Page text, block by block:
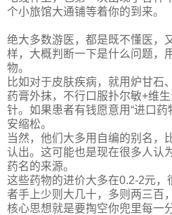
个小旅馆大通铺等着你的到来。
绝大多数游医，都是既不懂医，
样，大概判断一下是什么问题，
物。
比如对于皮肤疾病，就用炉甘石
药膏外抹，不行口服扑尔敏+维
针。如果患者有钱愿意用“进口药
安缩松。
当然，他们大多用自编的别名，
认出。这可能也是现在很多人认
药名的来源。
这些药物的进价大多在0.2-2元，
者手上少则大几十，多则两三百
核心思想就是要掏空你兜里每一